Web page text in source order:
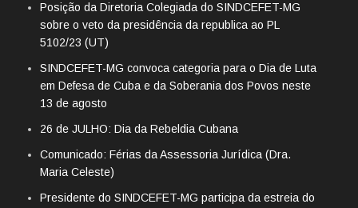
Posição da Diretoria Colegiada do SINDCEFET-MG
sobre o veto da presidência da republica ao PL
5102/23 (UT)
SINDCEFET-MG convoca categoria para o Dia de Luta
em Defesa de Cuba e da Soberania dos Povos neste
13 de agosto
26 de JULHO: Dia da Rebeldia Cubana
Comunicado: Férias da Assessoria Jurídica (Dra.
Maria Celeste)
Presidente do SINDCEFET-MG participa da estreia do